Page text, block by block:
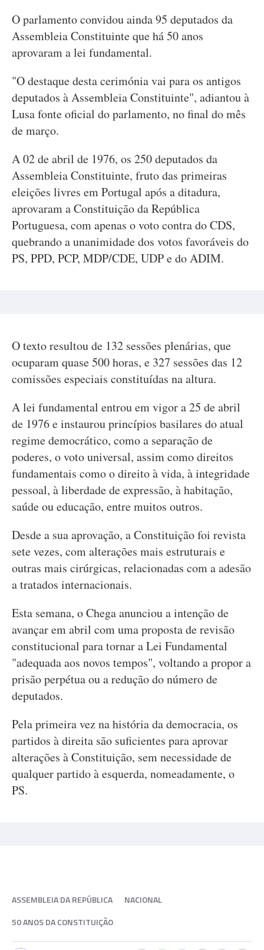
O parlamento convidou ainda 95 deputados da
Assembleia Constituinte que há 50 anos
aprovaram a lei fundamental.
"O destaque desta cerimónia vai para os antigos
deputados à Assembleia Constituinte", adiantou à
Lusa fonte oficial do parlamento, no final do mês
de março.
A 02 de abril de 1976, os 250 deputados da
Assembleia Constituinte, fruto das primeiras
eleições livres em Portugal após a ditadura,
aprovaram a Constituição da República
Portuguesa, com apenas o voto contra do CDS,
quebrando a unanimidade dos votos favoráveis do
PS, PPD, PCP, MDP/CDE, UDP e do ADIM.
O texto resultou de 132 sessões plenárias, que
ocuparam quase 500 horas, e 327 sessões das 12
comissões especiais constituídas na altura.
A lei fundamental entrou em vigor a 25 de abril
de 1976 e instaurou princípios basilares do atual
regime democrático, como a separação de
poderes, o voto universal, assim como direitos
fundamentais como o direito à vida, à integridade
pessoal, à liberdade de expressão, à habitação,
saúde ou educação, entre muitos outros.
Desde a sua aprovação, a Constituição foi revista
sete vezes, com alterações mais estruturais e
outras mais cirúrgicas, relacionadas com a adesão
a tratados internacionais.
Esta semana, o Chega anunciou a intenção de
avançar em abril com uma proposta de revisão
constitucional para tornar a Lei Fundamental
"adequada aos novos tempos", voltando a propor a
prisão perpétua ou a redução do número de
deputados.
Pela primeira vez na história da democracia, os
partidos à direita são suficientes para aprovar
alterações à Constituição, sem necessidade de
qualquer partido à esquerda, nomeadamente, o
PS.
ASSEMBLEIA DA REPÚBLICA
NACIONAL
50 ANOS DA CONSTITUIÇÃO